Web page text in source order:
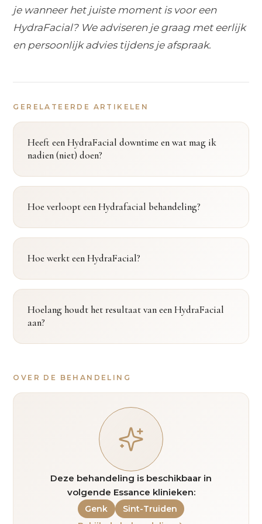
je wanneer het juiste moment is voor een
HydraFacial? We adviseren je graag met eerlijk
en persoonlijk advies tijdens je afspraak.
GERELATEERDE ARTIKELEN
Heeft een HydraFacial downtime en wat mag ik
nadien (niet) doen?
Hoe verloopt een Hydrafacial behandeling?
Hoe werkt een HydraFacial?
Hoelang houdt het resultaat van een HydraFacial
aan?
OVER DE BEHANDELING
Deze behandeling is beschikbaar in
volgende Essance klinieken:
Genk
Sint-Truiden